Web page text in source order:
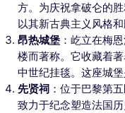
方。为庆祝拿破仑的
以其新古典主义风格
昂热城堡 ：屹立在梅
楼而著称。它收藏着
中世纪挂毯。这座城
先贤祠 ：位于巴黎第
致力于纪念塑造法国